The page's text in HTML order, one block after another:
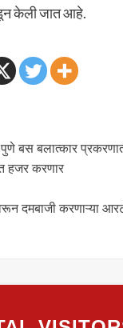
केली जात आहे.
बस बलात्कार
हजर करणार
दमबाजी करणाऱ्या